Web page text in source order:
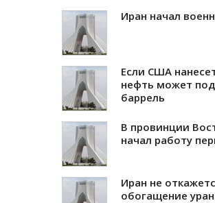
Иран начал
Если США
нефть может
баррель
В провинции
начал работу
Иран не
обогащение